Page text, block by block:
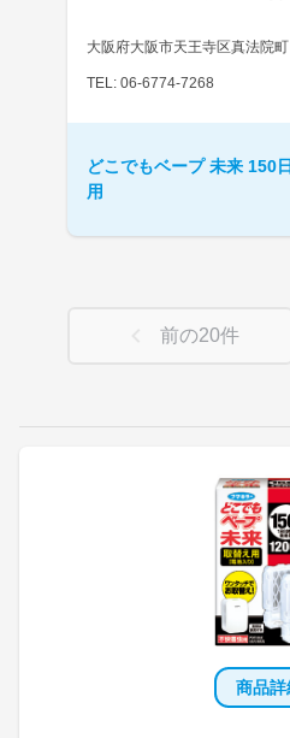
商品詳
大阪府大阪市天王寺区真法院
TEL: 06-6774-7268
どこでもベープ 未来 150
用
前の20件